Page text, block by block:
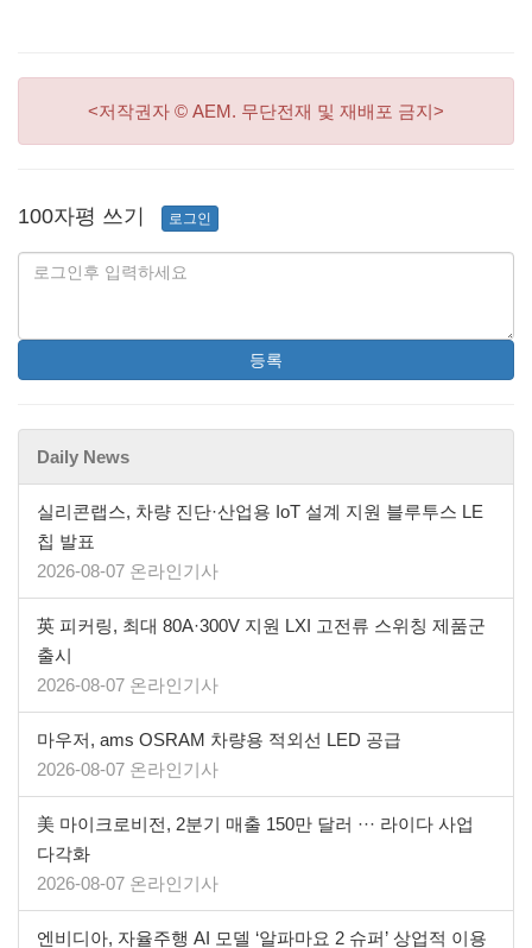
<저작권자 © AEM. 무단전재 및 재배포 금지>
100자평 쓰기 로그인
등록
Daily News
실리콘랩스, 차량 진단·산업용 IoT 설계 지원 블루투스 LE
칩 발표
2026-08-07 온라인기사
英 피커링, 최대 80A·300V 지원 LXI 고전류 스위칭 제품군
출시
2026-08-07 온라인기사
마우저, ams OSRAM 차량용 적외선 LED 공급
2026-08-07 온라인기사
美 마이크로비전, 2분기 매출 150만 달러 ··· 라이다 사업
다각화
2026-08-07 온라인기사
엔비디아, 자율주행 AI 모델 ‘알파마요 2 슈퍼’ 상업적 이용